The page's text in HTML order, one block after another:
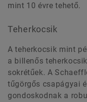
mint 10 évre tehető.
Teherkocsik
A teherkocsik mint
a billenős
sokrétűek. A
tűgörgős csapágyai
gondoskodnak a